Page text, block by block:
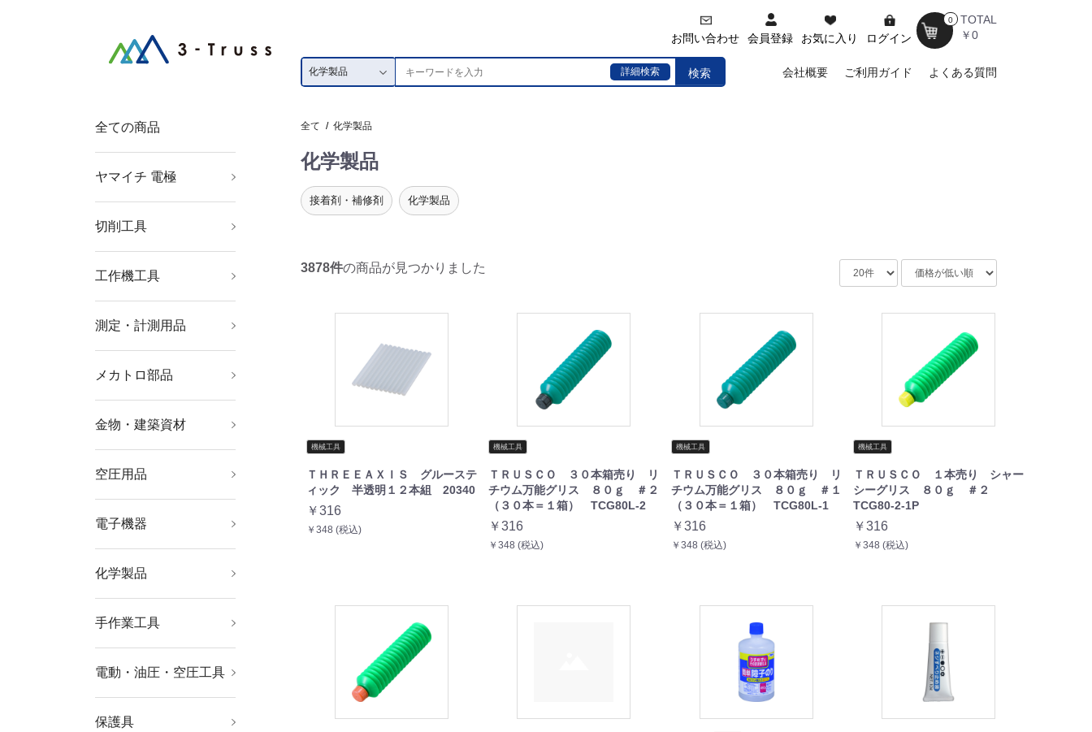
お問い合わせ 会員登録 お気に入り ログイン
0
TOTAL
￥0
検索
詳細検索 会社概要 ご利用ガイド よくある質問
全ての商品
ヤマイチ 電極 ボルト溶接電極
ポイントホルダー
ベントプラグ
ネジチップ
ネジアダプター
ネジチップ用銅ワッシ
チップベース
セラミックガイドピン
ＫＣＦスリーブ
ストレートホルダー
上部電極
シャンク
シム板
ベーク座金
ガイドピン
キャップチップ
下部電極ホルダー
下部電極
インサート電極
真鍮ＢＳホーン
切削工具 穴あけ工具
ねじ切り工具
面取り工具
旋削・フライス加工工
工作機工具 金型用品
ツーリング・治工具
マグネット用品
測定・計測用品 測定工具
光学・精密測定機器
撮影機器
測量用品
工業用計測機器
環境計測機器
メカトロ部品
軸受・駆動機器・伝導
機械部品
工業用素材
金物・建築資材 ねじ・ボルト・ナット
ファスニングツール
キャスター
建築金物
建築資材
航空機関連用品
空圧用品 コンプレッサー
空圧・油圧機器
流体継手・チューブ
工業用フィルター
電子機器 はんだ用品
静電気対策用品
電気・電子部品
電設配線部品
化学製品 接着剤・補修剤
化学製品
手作業工具 工具セット
ソケットレンチ
レンチ・スパナ・プー
ドライバー・六角棒レ
プライヤー・ニッパ・
ハサミ・カッター・鋸
電設工具
水道・空調配管用工具
車輌整備用品
グリス関連用品
板金用工具
クランプ・バイス
ハンマー・刻印・ポン
絶縁用品
防爆用品
工具箱
バックパック・ツール
電動・油圧・空圧工具軸受駆動機器
小型加工機械・電熱器
電動工具
油圧工具
空圧工具
ドライバービット
切断用品
研削研磨用品
保護具 保護メガネ・防災面
ヘルメット・軽作業帽
マスク・耳栓
保護服・防護服
作業手袋
安全靴・作業靴
墜落・落下防止用品
作業服
全て / 化学製品
化学製品
接着剤・補修剤 化学製品
3878件の商品が見つかりました
機械工具
ＴＨＲＥＥＡＸＩＳ グルーステ
ィック 半透明１２本組 20340
￥316
￥348 (税込)
機械工具
ＴＲＵＳＣＯ ３０本箱売り リ
チウム万能グリス ８０ｇ ＃２
（３０本＝１箱） TCG80L-2
￥316
￥348 (税込)
機械工具
ＴＲＵＳＣＯ ３０本箱売り リ
チウム万能グリス ８０ｇ ＃１
（３０本＝１箱） TCG80L-1
￥316
￥348 (税込)
機械工具
ＴＲＵＳＣＯ １本売り シャー
シーグリス ８０ｇ ＃２
TCG80-2-1P
￥316
￥348 (税込)